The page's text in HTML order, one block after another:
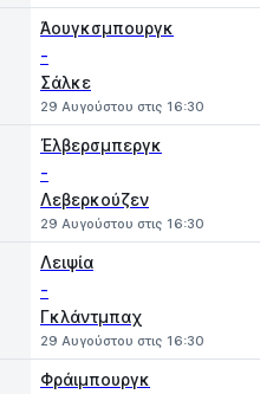
Άουγκσμπουργκ
-
Σάλκε
29 Αυγούστου στις 16:30
Έλβερσμπεργκ
-
Λεβερκούζεν
29 Αυγούστου στις 16:30
Λειψία
-
Γκλάντμπαχ
29 Αυγούστου στις 16:30
Φράιμπουργκ